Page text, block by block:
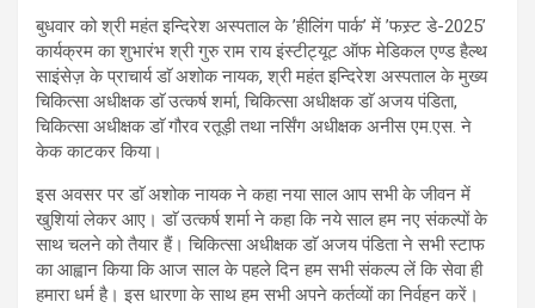
बुधवार को श्री महंत इन्दिरेश अस्पताल के ’हीलिंग पार्क’ में ’फस्र्ट डे-2025’
कार्यक्रम का शुभारंभ श्री गुरु राम राय इंस्टीट्यूट ऑफ मेडिकल एण्ड हैल्थ
साइंसेज़ के प्राचार्य डाॅ अशोक नायक, श्री महंत इन्दिरेश अस्पताल के मुख्य
चिकित्सा अधीक्षक डाॅ उत्कर्ष शर्मा, चिकित्सा अधीक्षक डाॅ अजय पंडिता,
चिकित्सा अधीक्षक डाॅ गौरव रतूड़ी तथा नर्सिंग अधीक्षक अनीस एम.एस. ने
केक काटकर किया।
इस अवसर पर डाॅ अशोक नायक ने कहा नया साल आप सभी के जीवन में
खुशियां लेकर आए। डाॅ उत्कर्ष शर्मा ने कहा कि नये साल हम नए संकल्पों के
साथ चलने को तैयार हैं। चिकित्सा अधीक्षक डाॅ अजय पंडिता ने सभी स्टाफ
का आह्वान किया कि आज साल के पहले दिन हम सभी संकल्प लें कि सेवा ही
हमारा धर्म है। इस धारणा के साथ हम सभी अपने कर्तव्यों का निर्वहन करें।